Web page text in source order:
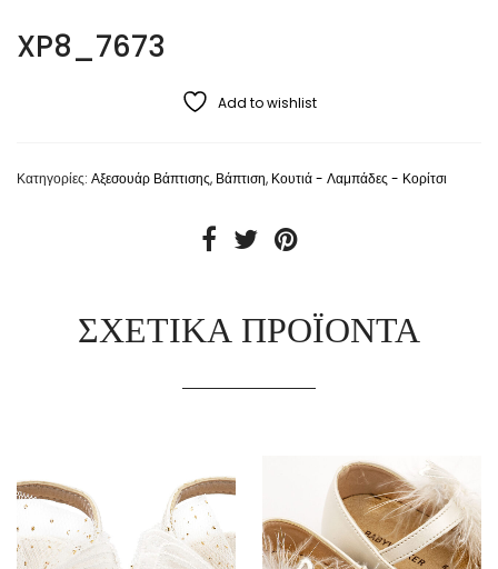
XP8_7673
Add to wishlist
Κατηγορίες: Αξεσουάρ Βάπτισης, Βάπτιση, Κουτιά - Λαμπάδες - Κορίτσι
ΣΧΕΤΙΚΆ ΠΡΟΪΌΝΤΑ